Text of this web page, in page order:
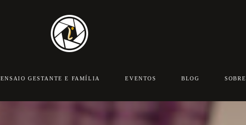
ENSAIO GESTANTE E FAMÍLIA EVENTOS BLOG SOBRE